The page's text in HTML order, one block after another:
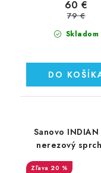
Skladom
60 €
79 €
DO
Sanovo
nerezový
20 %